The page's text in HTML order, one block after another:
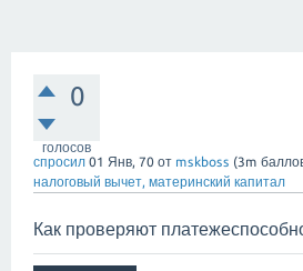
0
голосов
спросил 01 Янв, 70 от mskboss (3m
налоговый вычет, материнский капитал
Как проверяют